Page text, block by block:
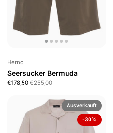
Herno
Seersucker Bermuda
€178,50 €255,00
Ausverkauft
-30%